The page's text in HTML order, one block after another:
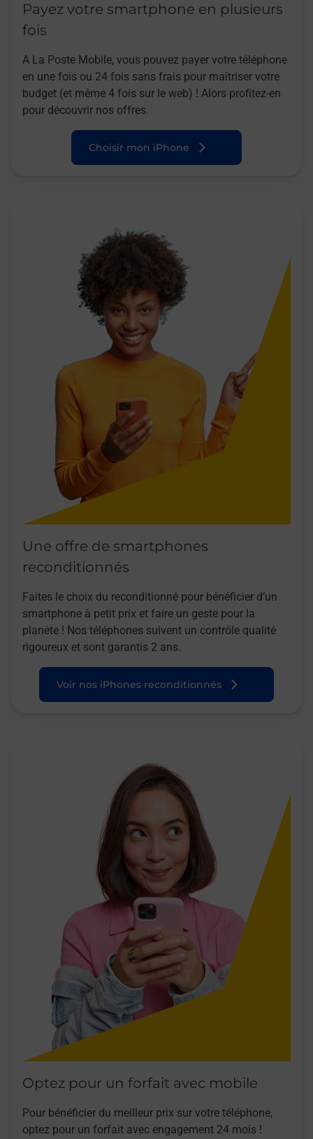
Payez votre smartphone en plusieurs
fois
A La Poste Mobile, vous pouvez payer votre téléphone
en une fois ou 24 fois sans frais pour maîtriser votre
budget (et même 4 fois sur le web) ! Alors profitez-en
pour découvrir nos offres.
Choisir mon iPhone
Une offre de smartphones
reconditionnés
Faites le choix du reconditionné pour bénéficier d’un
smartphone à petit prix et faire un geste pour la
planète ! Nos téléphones suivent un contrôle qualité
rigoureux et sont garantis 2 ans.
Voir nos iPhones reconditionnés
Optez pour un forfait avec mobile
Pour bénéficier du meilleur prix sur votre téléphone,
optez pour un forfait avec engagement 24 mois !